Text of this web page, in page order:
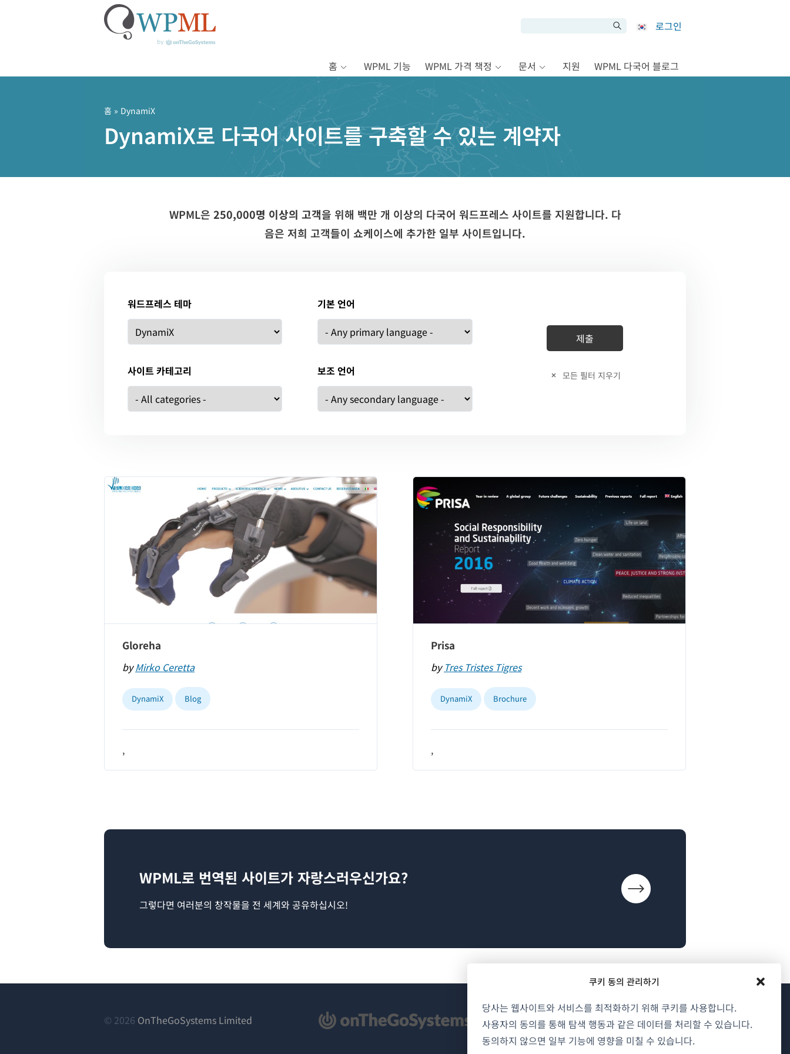
쿠키 동의 관리하기
당사는 웹사이트와 서비스를 최적화하기 위해 쿠키를 사용합니다.
사용자의 동의를 통해 탐색 행동과 같은 데이터를 처리할 수 있습니다.
동의하지 않으면 일부 기능에 영향을 미칠 수 있습니다.
기
로그인
홈 WPML 기능 WPML 가격 책정 문서 지원 WPML 다국어 블로그
홈 » DynamiX
DynamiX로 다국어 사이트를 구축할 수 있는 계약자
WPML은 250,000명 이상의 고객을 위해 백만 개 이상의 다국어 워드프레스 사이트를 지원합니다. 다
음은 저희 고객들이 쇼케이스에 추가한 일부 사이트입니다.
워드프레스 테마
사이트 카테고리
기본 언어
보조 언어 모든 필터 지우기
Gloreha
byMirko Ceretta
DynamiX Blog
,
Prisa
by Tres Tristes Tigres
DynamiX Brochure
,
WPML로 번역된 사이트가 자랑스러우신가요?
그렇다면 여러분의 창작물을 전 세계와 공유하십시오!
© 2026 OnTheGoSystems Limited
WPML 소개
GDPR 및 개인정보 처리방침